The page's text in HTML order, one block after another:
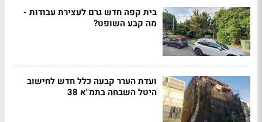
בית קפה חדש גרם לעצירת עבודות -
מה קבע השופט?
ועדת הערר קבעה כלל חדש לחישוב
היטל השבחה בתמ"א 38